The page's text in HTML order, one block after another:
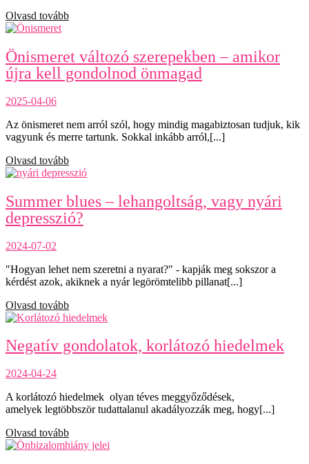
Olvasd tovább
Önismeret változó szerepekben – amikor
újra kell gondolnod önmagad
2025-04-06
Az önismeret nem arról szól, hogy mindig magabiztosan tudjuk, kik
vagyunk és merre tartunk. Sokkal inkább arról,[...]
Olvasd tovább
Summer blues – lehangoltság, vagy nyári
depresszió?
2024-07-02
"Hogyan lehet nem szeretni a nyarat?" - kapják meg sokszor a
kérdést azok, akiknek a nyár legörömtelibb pillanat[...]
Olvasd tovább
Negatív gondolatok, korlátozó hiedelmek
2024-04-24
A korlátozó hiedelmek olyan téves meggyőződések,
amelyek legtöbbször tudattalanul akadályozzák meg, hogy[...]
Olvasd tovább